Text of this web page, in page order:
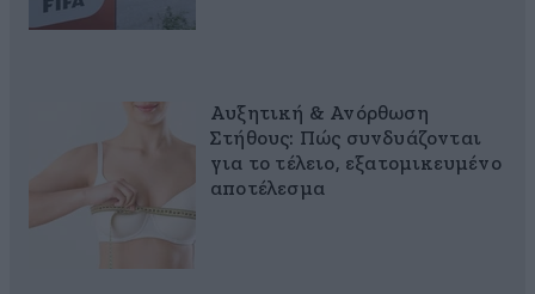
Αυξητική & Ανόρθωση
Στήθους: Πώς συνδυάζονται
για το τέλειο, εξατομικευμένο
αποτέλεσμα